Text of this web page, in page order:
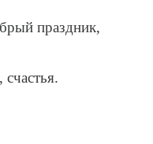
праздник,